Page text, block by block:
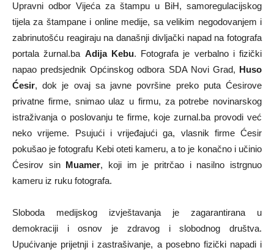
Upravni odbor Vijeća za štampu u BiH, samoregulacijskog
tijela za štampane i online medije, sa velikim negodovanjem i
zabrinutošću reagiraju na današnji divljački napad na fotografa
portala žurnal.ba Adija Kebu. Fotografa je verbalno i fizički
napao predsjednik Općinskog odbora SDA Novi Grad, Huso
Ćesir, dok je ovaj sa javne površine preko puta Ćesirove
privatne firme, snimao ulaz u firmu, za potrebe novinarskog
istraživanja o poslovanju te firme, koje zurnal.ba provodi već
neko vrijeme. Psujući i vrijeđajući ga, vlasnik firme Ćesir
pokušao je fotografu Kebi oteti kameru, a to je konačno i učinio
Ćesirov sin Muamer, koji im je pritrčao i nasilno istrgnuo
kameru iz ruku fotografa.
Sloboda medijskog izvještavanja je zagarantirana u
demokraciji i osnov je zdravog i slobodnog društva.
Upućivanje prijetnji i zastrašivanje, a posebno fizički napadi i